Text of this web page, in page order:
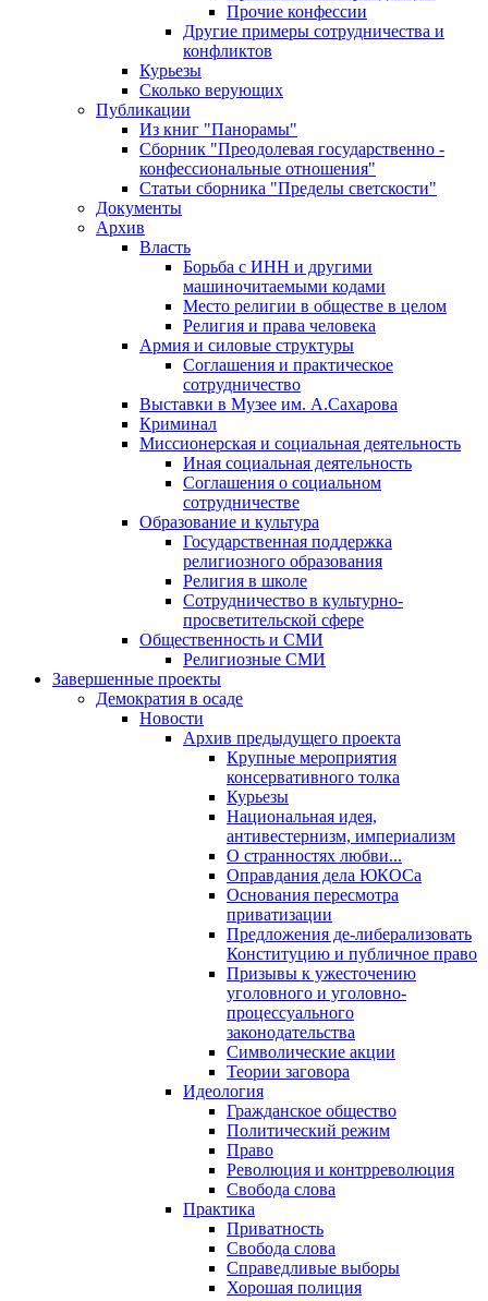
Прочие конфессии
Другие примеры сотрудничества и
конфликтов
Курьезы
Сколько верующих
Публикации
Из книг "Панорамы"
Сборник "Преодолевая государственно -
конфессиональные отношения"
Статьи сборника "Пределы светскости"
Документы
Архив
Власть
Борьба с ИНН и другими
машиночитаемыми кодами
Место религии в обществе в целом
Религия и права человека
Армия и силовые структуры
Соглашения и практическое
сотрудничество
Выставки в Музее им. А.Сахарова
Криминал
Миссионерская и социальная деятельность
Иная социальная деятельность
Соглашения о социальном
сотрудничестве
Образование и культура
Государственная поддержка
религиозного образования
Религия в школе
Сотрудничество в культурно-
просветительской сфере
Общественность и СМИ
Религиозные СМИ
Завершенные проекты
Демократия в осаде
Новости
Архив предыдущего проекта
Крупные мероприятия
консервативного толка
Курьезы
Национальная идея,
антивестернизм, империализм
О странностях любви...
Оправдания дела ЮКОСа
Основания пересмотра
приватизации
Предложения де-либерализовать
Конституцию и публичное право
Призывы к ужесточению
уголовного и уголовно-
процессуального
законодательства
Символические акции
Теории заговора
Идеология
Гражданское общество
Политический режим
Право
Революция и контрреволюция
Свобода слова
Практика
Приватность
Свобода слова
Справедливые выборы
Хорошая полиция